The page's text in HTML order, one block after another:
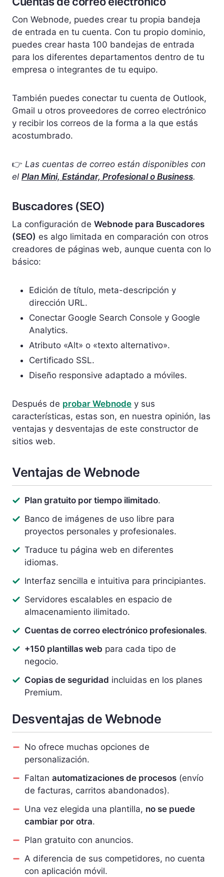
Con Webnode, puedes crear tu propia bandeja
de entrada en tu cuenta. Con tu propio dominio,
puedes crear hasta 100 bandejas de entrada
para los diferentes departamentos dentro de tu
empresa o integrantes de tu equipo.
También puedes conectar tu cuenta de Outlook,
Gmail u otros proveedores de correo electrónico
y recibir los correos de la forma a la que estás
acostumbrado.
👉 Las cuentas de correo están disponibles con
el Plan Mini, Estándar, Profesional o Business.
Buscadores (SEO)
La configuración de Webnode para Buscadores
(SEO) es algo limitada en comparación con otros
creadores de páginas web, aunque cuenta con lo
básico:
Edición de título, meta-descripción y
dirección URL.
Conectar Google Search Console y Google
Analytics.
Atributo «Alt» o «texto alternativo».
Certificado SSL.
Diseño responsive adaptado a móviles.
Después de probar Webnode y sus
características, estas son, en nuestra opinión, las
ventajas y desventajas de este constructor de
sitios web.
Ventajas de Webnode
Plan gratuito por tiempo ilimitado.
Banco de imágenes de uso libre para
proyectos personales y profesionales.
Traduce tu página web en diferentes
idiomas.
Interfaz sencilla e intuitiva para principiantes.
Servidores escalables en espacio de
almacenamiento ilimitado.
Cuentas de correo electrónico profesionales.
+150 plantillas web para cada tipo de
negocio.
Copias de seguridad incluidas en los planes
Premium.
Desventajas de Webnode
No ofrece muchas opciones de
personalización.
Faltan automatizaciones de procesos (envío
de facturas, carritos abandonados).
Una vez elegida una plantilla, no se puede
cambiar por otra.
Plan gratuito con anuncios.
A diferencia de sus competidores, no cuenta
con aplicación móvil.